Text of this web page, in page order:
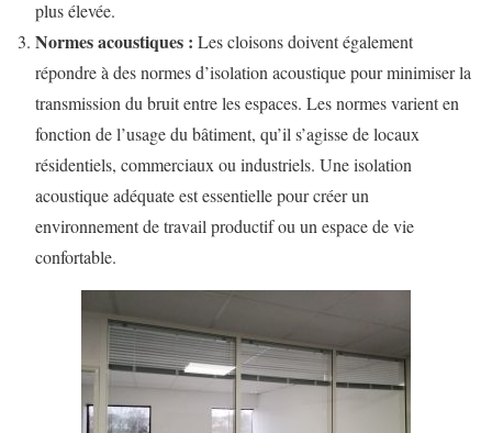
plus élevée.
Normes acoustiques : Les cloisons doivent également
répondre à des normes d’isolation acoustique pour minimiser la
transmission du bruit entre les espaces. Les normes varient en
fonction de l’usage du bâtiment, qu’il s’agisse de locaux
résidentiels, commerciaux ou industriels. Une isolation
acoustique adéquate est essentielle pour créer un
environnement de travail productif ou un espace de vie
confortable.